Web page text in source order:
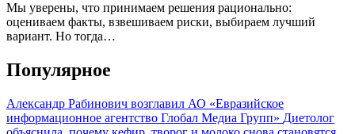
Мы уверены, что принимаем решения рационально:
оцениваем факты, взвешиваем риски, выбираем лучший
вариант. Но тогда…
Популярное
Александр Рабинович возглавил АО «Евразийское
информационное агентство Глобал Медиа Групп» Диетолог